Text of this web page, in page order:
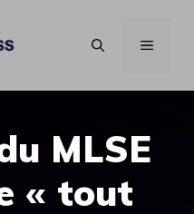
MENU
MLSE
« tout